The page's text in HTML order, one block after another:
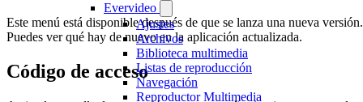
Evervideo
Ajustes
Archivos
Biblioteca multimedia
Listas de reproducción
Navegación
Reproductor Multimedia
Este menú está disponible después de que se lanza una nueva versión.
Puedes ver qué hay de nuevo en la aplicación actualizada.
Código de acceso